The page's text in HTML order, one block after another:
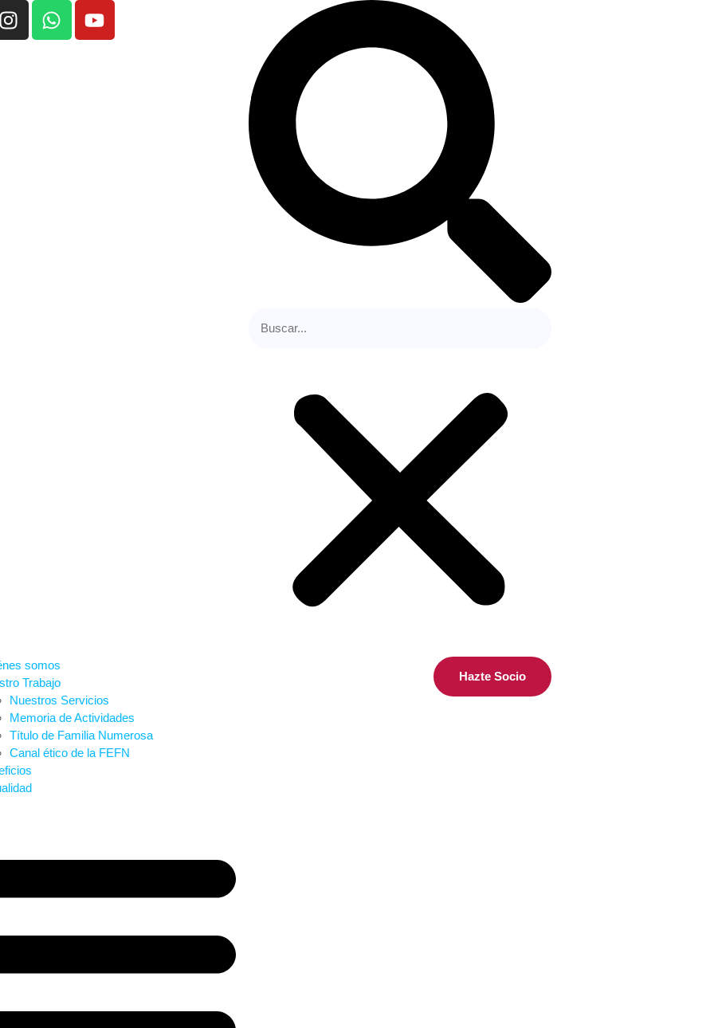
somos
Trabajo
Nuestros Servicios
Memoria de Actividades
Título de Familia Numerosa
Canal ético de la FEFN
Hazte Socio